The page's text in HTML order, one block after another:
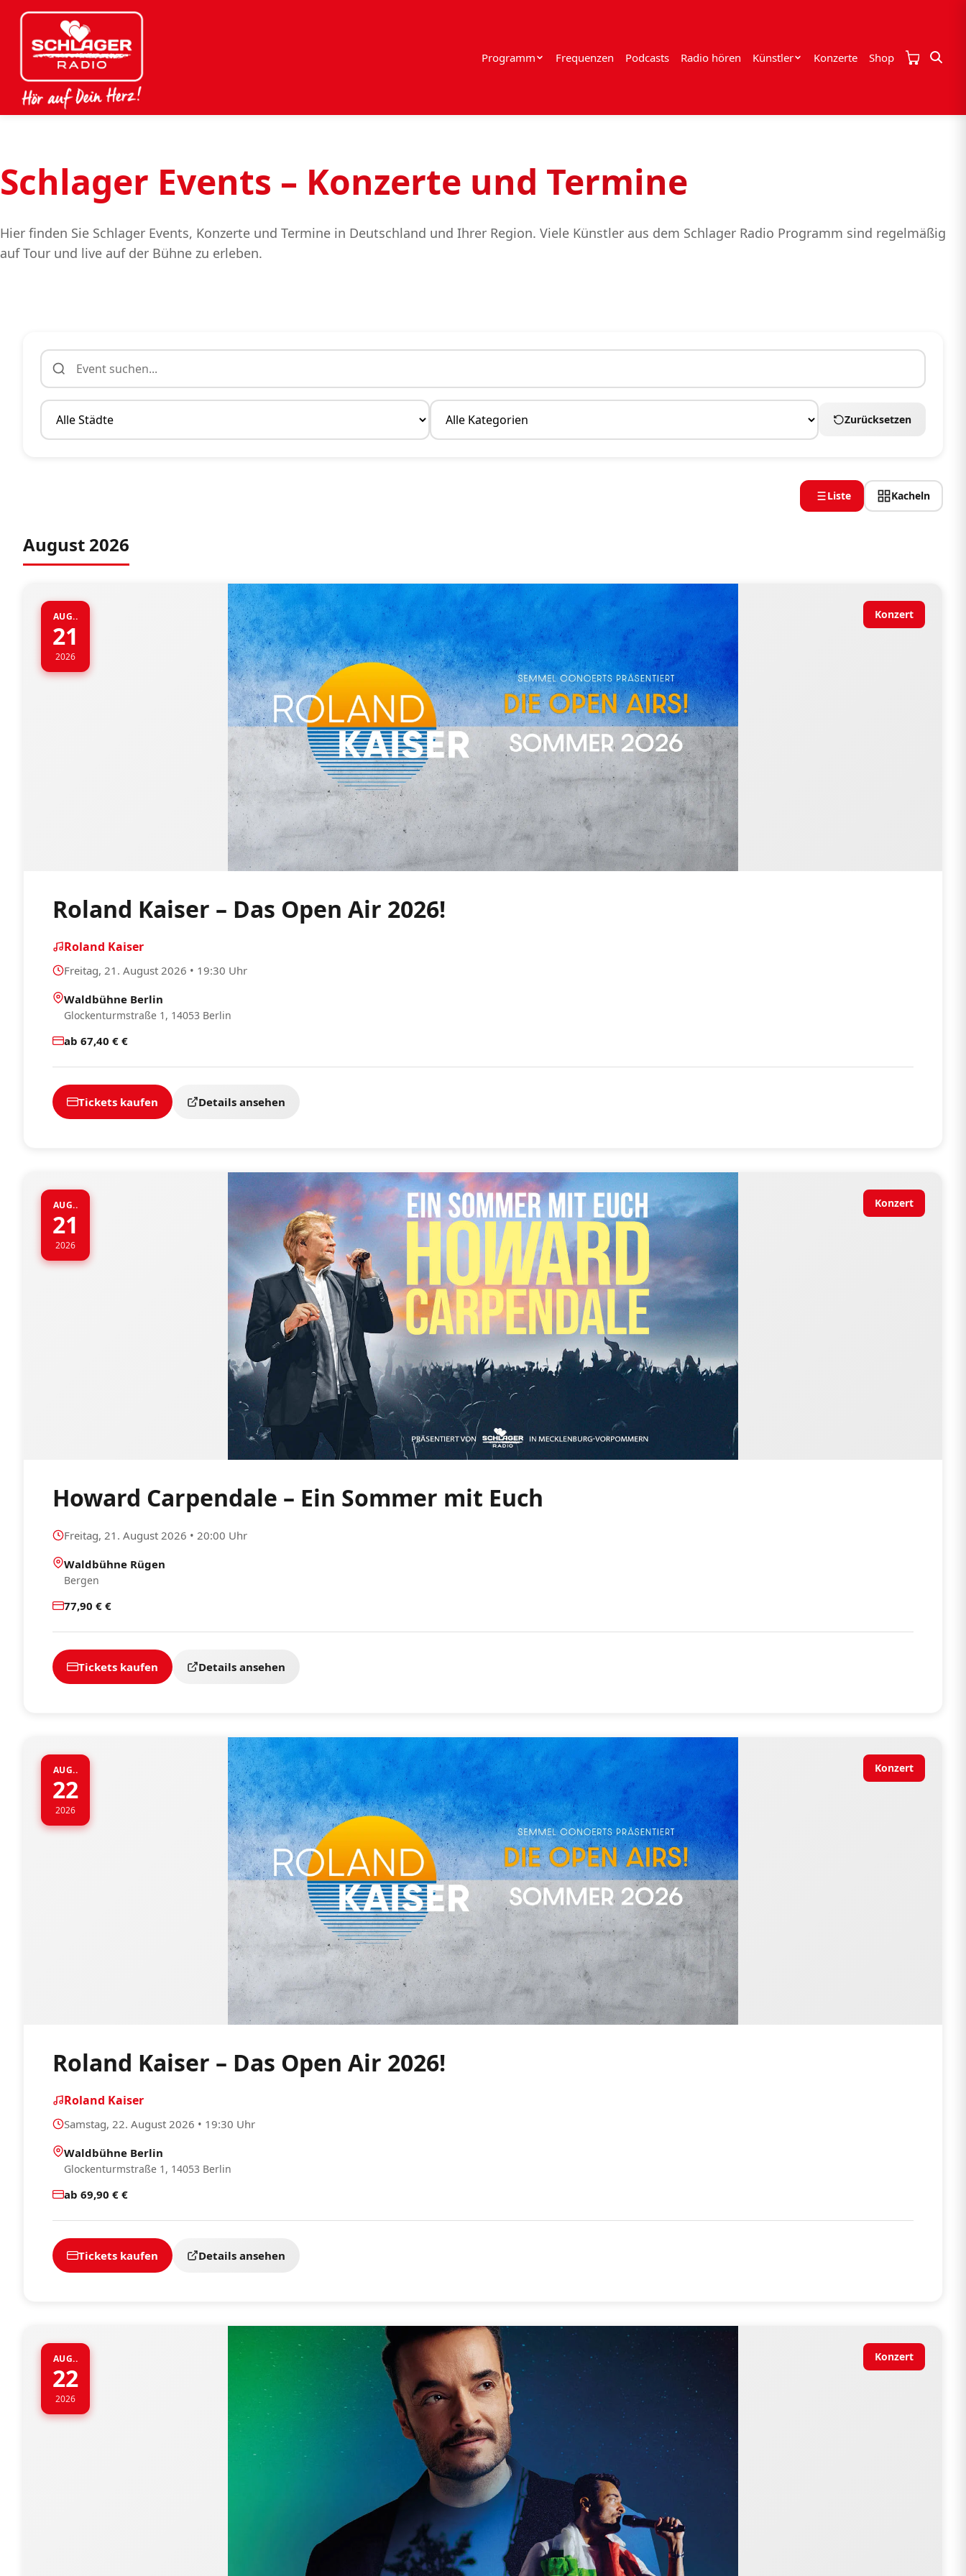
Programm Frequenzen Podcasts Radio hören Künstler Konzerte Shop
Schlager Events – Konzerte und Termine
Hier finden Sie Schlager Events, Konzerte und Termine in Deutschland und Ihrer Region. Viele Künstler aus dem Schlager Radio Programm sind regelmäßig
auf Tour und live auf der Bühne zu erleben.
Zurücksetzen
Liste Kacheln
August 2026
AUG..
21
2026
Konzert
Roland Kaiser – Das Open Air 2026!
Roland Kaiser
Freitag, 21. August 2026 • 19:30 Uhr
Waldbühne Berlin
Glockenturmstraße 1, 14053 Berlin
ab 67,40 € €
Tickets kaufen Details ansehen
AUG..
21
2026
Konzert
Howard Carpendale – Ein Sommer mit Euch
Freitag, 21. August 2026 • 20:00 Uhr
Waldbühne Rügen
Bergen
77,90 € €
Tickets kaufen Details ansehen
AUG..
22
2026
Konzert
Roland Kaiser – Das Open Air 2026!
Roland Kaiser
Samstag, 22. August 2026 • 19:30 Uhr
Waldbühne Berlin
Glockenturmstraße 1, 14053 Berlin
ab 69,90 € €
Tickets kaufen Details ansehen
AUG..
22
2026
Konzert